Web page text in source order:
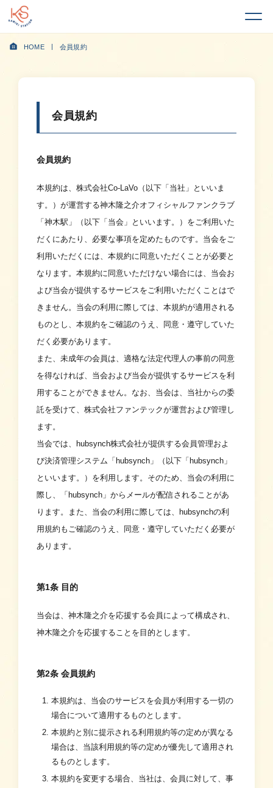
HOME 会員規約
会員規約
会員規約
本規約は、株式会社Co-LaVo（以下「当社」といいま
す。）が運営する神木隆之介オフィシャルファンクラブ
「神木駅」（以下「当会」といいます。）をご利用いた
だくにあたり、必要な事項を定めたものです。当会をご
利用いただくには、本規約に同意いただくことが必要と
なります。本規約に同意いただけない場合には、当会お
よび当会が提供するサービスをご利用いただくことはで
きません。当会の利用に際しては、本規約が適用される
ものとし、本規約をご確認のうえ、同意・遵守していた
だく必要があります。
また、未成年の会員は、適格な法定代理人の事前の同意
を得なければ、当会および当会が提供するサービスを利
用することができません。なお、当会は、当社からの委
託を受けて、株式会社ファンテックが運営および管理し
ます。
当会では、hubsynch株式会社が提供する会員管理およ
び決済管理システム「hubsynch」（以下「hubsynch」
といいます。）を利用します。そのため、当会の利用に
際し、「hubsynch」からメールが配信されることがあ
ります。また、当会の利用に際しては、hubsynchの利
用規約もご確認のうえ、同意・遵守していただく必要が
あります。
第1条 目的
当会は、神木隆之介を応援する会員によって構成され、
神木隆之介を応援することを目的とします。
第2条 会員規約
本規約は、当会のサービスを会員が利用する一切の
場合について適用するものとします。
本規約と別に提示される利用規約等の定めが異なる
場合は、当該利用規約等の定めが優先して適用され
るものとします。
本規約を変更する場合、当社は、会員に対して、事